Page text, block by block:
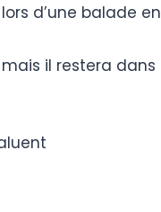
d’une balade
il restera